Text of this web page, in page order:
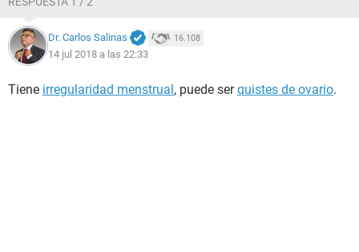
Dr. Carlos Salinas 16.108
14 jul 2018 a las 22:33
Tiene irregularidad menstrual, puede serquistes de ovario.